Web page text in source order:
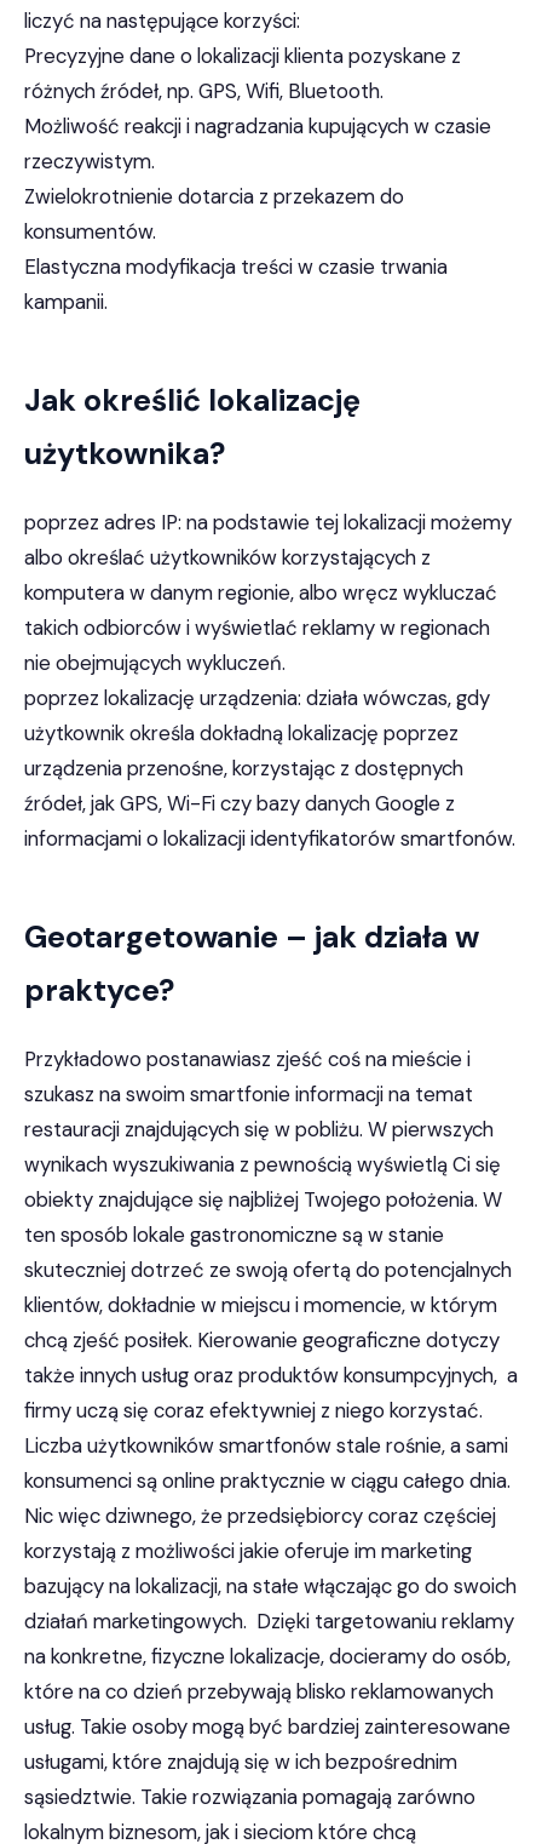
liczyć na następujące korzyści:
Precyzyjne dane o lokalizacji klienta pozyskane z
różnych źródeł, np. GPS, Wifi, Bluetooth.
Możliwość reakcji i nagradzania kupujących w czasie
rzeczywistym.
Zwielokrotnienie dotarcia z przekazem do
konsumentów.
Elastyczna modyfikacja treści w czasie trwania
kampanii.
Jak określić lokalizację
użytkownika?
poprzez adres IP: na podstawie tej lokalizacji możemy
albo określać użytkowników korzystających z
komputera w danym regionie, albo wręcz wykluczać
takich odbiorców i wyświetlać reklamy w regionach
nie obejmujących wykluczeń.
poprzez lokalizację urządzenia: działa wówczas, gdy
użytkownik określa dokładną lokalizację poprzez
urządzenia przenośne, korzystając z dostępnych
źródeł, jak GPS, Wi-Fi czy bazy danych Google z
informacjami o lokalizacji identyfikatorów smartfonów.
Geotargetowanie – jak działa w
praktyce?
Przykładowo postanawiasz zjeść coś na mieście i
szukasz na swoim smartfonie informacji na temat
restauracji znajdujących się w pobliżu. W pierwszych
wynikach wyszukiwania z pewnością wyświetlą Ci się
obiekty znajdujące się najbliżej Twojego położenia. W
ten sposób lokale gastronomiczne są w stanie
skuteczniej dotrzeć ze swoją ofertą do potencjalnych
klientów, dokładnie w miejscu i momencie, w którym
chcą zjeść posiłek. Kierowanie geograficzne dotyczy
także innych usług oraz produktów konsumpcyjnych, a
firmy uczą się coraz efektywniej z niego korzystać.
Liczba użytkowników smartfonów stale rośnie, a sami
konsumenci są online praktycznie w ciągu całego dnia.
Nic więc dziwnego, że przedsiębiorcy coraz częściej
korzystają z możliwości jakie oferuje im marketing
bazujący na lokalizacji, na stałe włączając go do swoich
działań marketingowych. Dzięki targetowaniu reklamy
na konkretne, fizyczne lokalizacje, docieramy do osób,
które na co dzień przebywają blisko reklamowanych
usług. Takie osoby mogą być bardziej zainteresowane
usługami, które znajdują się w ich bezpośrednim
sąsiedztwie. Takie rozwiązania pomagają zarówno
lokalnym biznesom, jak i sieciom które chcą